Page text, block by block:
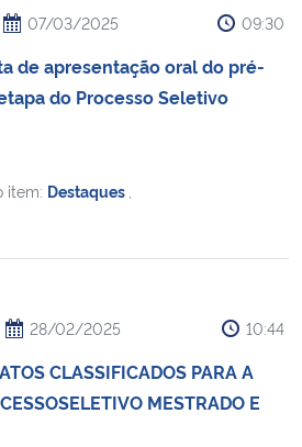
07/03/2025 09:30
de apresentação oral do pré-
do Processo Seletivo
item: Destaques
28/02/2025 10:44
CLASSIFICADOS PARA A
MESTRADO E